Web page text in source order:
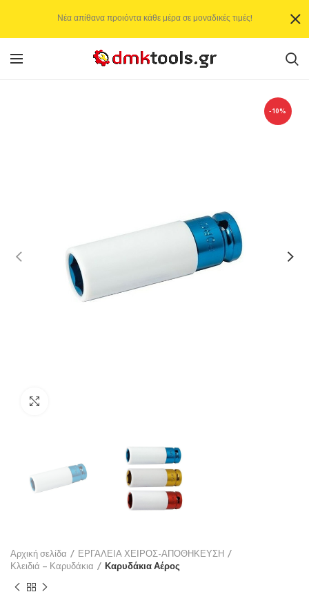
-10%
Αρχική σελίδα
ΕΡΓΑΛΕΙΑ ΧΕΙΡΟΣ-ΑΠΟΘΗΚΕΥΣΗ
Κλειδιά – Καρυδάκια
Καρυδάκια Αέρος
Νέα απίθανα προιόντα κάθε μέρα σε μοναδικές τιμές!